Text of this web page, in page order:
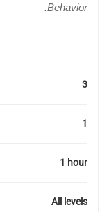
Behavior.
3
1
1 hour
All levels